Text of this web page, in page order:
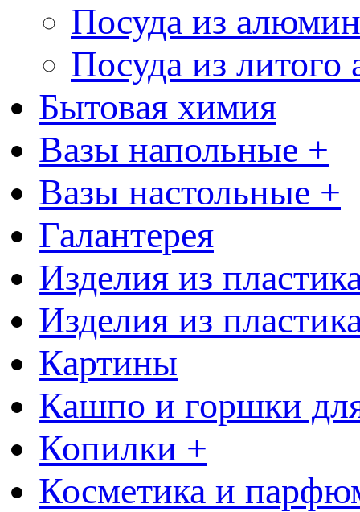
Посуда из
Посуда из
Бытовая химия
Вазы напольные +
Вазы настольные +
Галантерея
Изделия из
Изделия из
Картины
Кашпо и горшки
Копилки +
Косметика и